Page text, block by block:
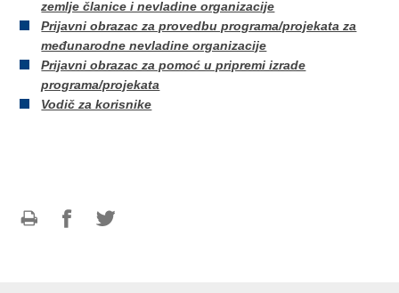
zemlje članice i nevladine organizacije
Prijavni obrazac za provedbu programa/projekata za
međunarodne nevladine organizacije
Prijavni obrazac za pomoć u pripremi izrade
programa/projekata
Vodič za korisnike